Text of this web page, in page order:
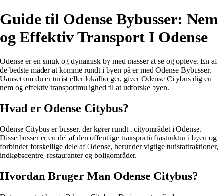
Guide til Odense Bybusser: Nem
og Effektiv Transport I Odense
Odense er en smuk og dynamisk by med masser at se og opleve. En af
de bedste måder at komme rundt i byen på er med Odense Bybusser.
Uanset om du er turist eller lokalborger, giver Odense Citybus dig en
nem og effektiv transportmulighed til at udforske byen.
Hvad er Odense Citybus?
Odense Citybus er busser, der kører rundt i cityområdet i Odense.
Disse busser er en del af den offentlige transportinfrastruktur i byen og
forbinder forskellige dele af Odense, herunder vigtige turistattraktioner,
indkøbscentre, restauranter og boligområder.
Hvordan Bruger Man Odense Citybus?